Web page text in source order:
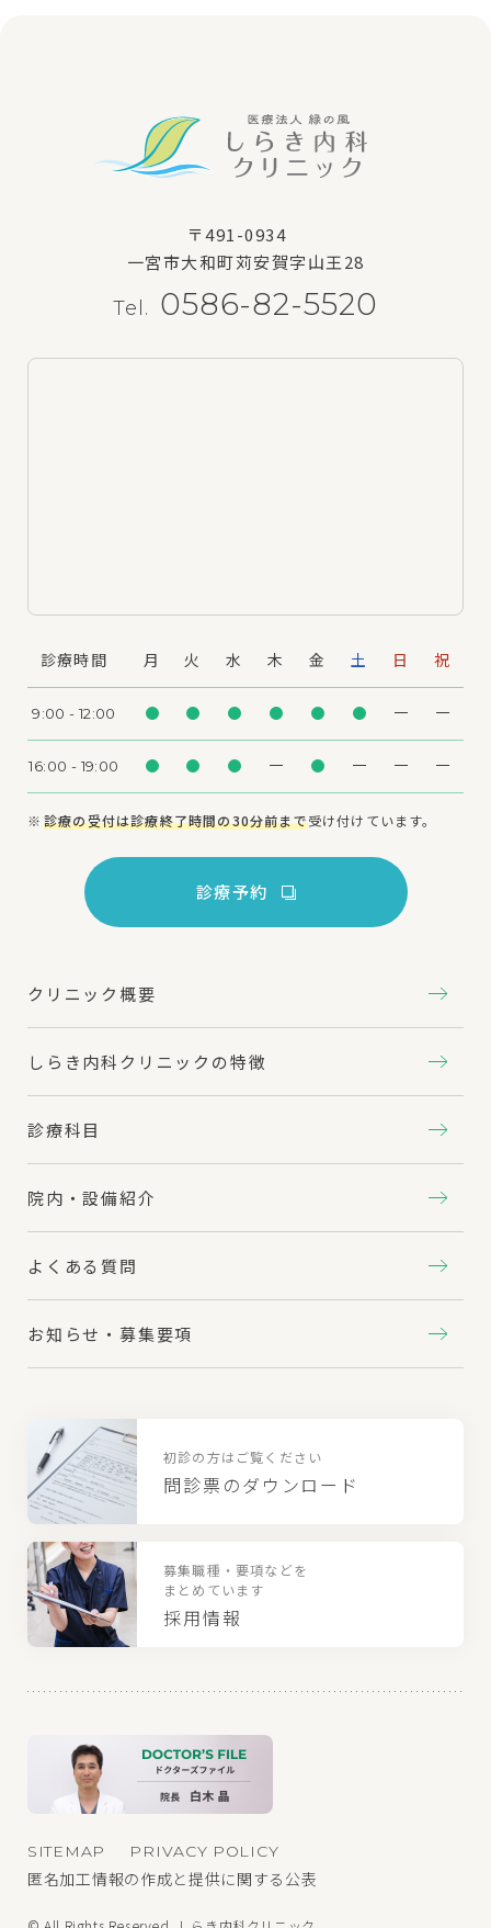
〒491-0934
一宮市大和町苅安賀字山王28
Tel. 0586-82-5520
診療時間 月 火 水 木 金 土 日 祝
9:00 - 12:00
16:00 - 19:00
診療の受付は診療終了時間の30分前まで受け付けています。
診療予約
クリニック概要
しらき内科クリニックの特徴
診療科目
院内・設備紹介
よくある質問
お知らせ・募集要項
初診の方はご覧ください
問診票のダウンロード
募集職種・要項などを
まとめています
採用情報
SITEMAP PRIVACY POLICY
匿名加工情報の作成と提供に関する公表